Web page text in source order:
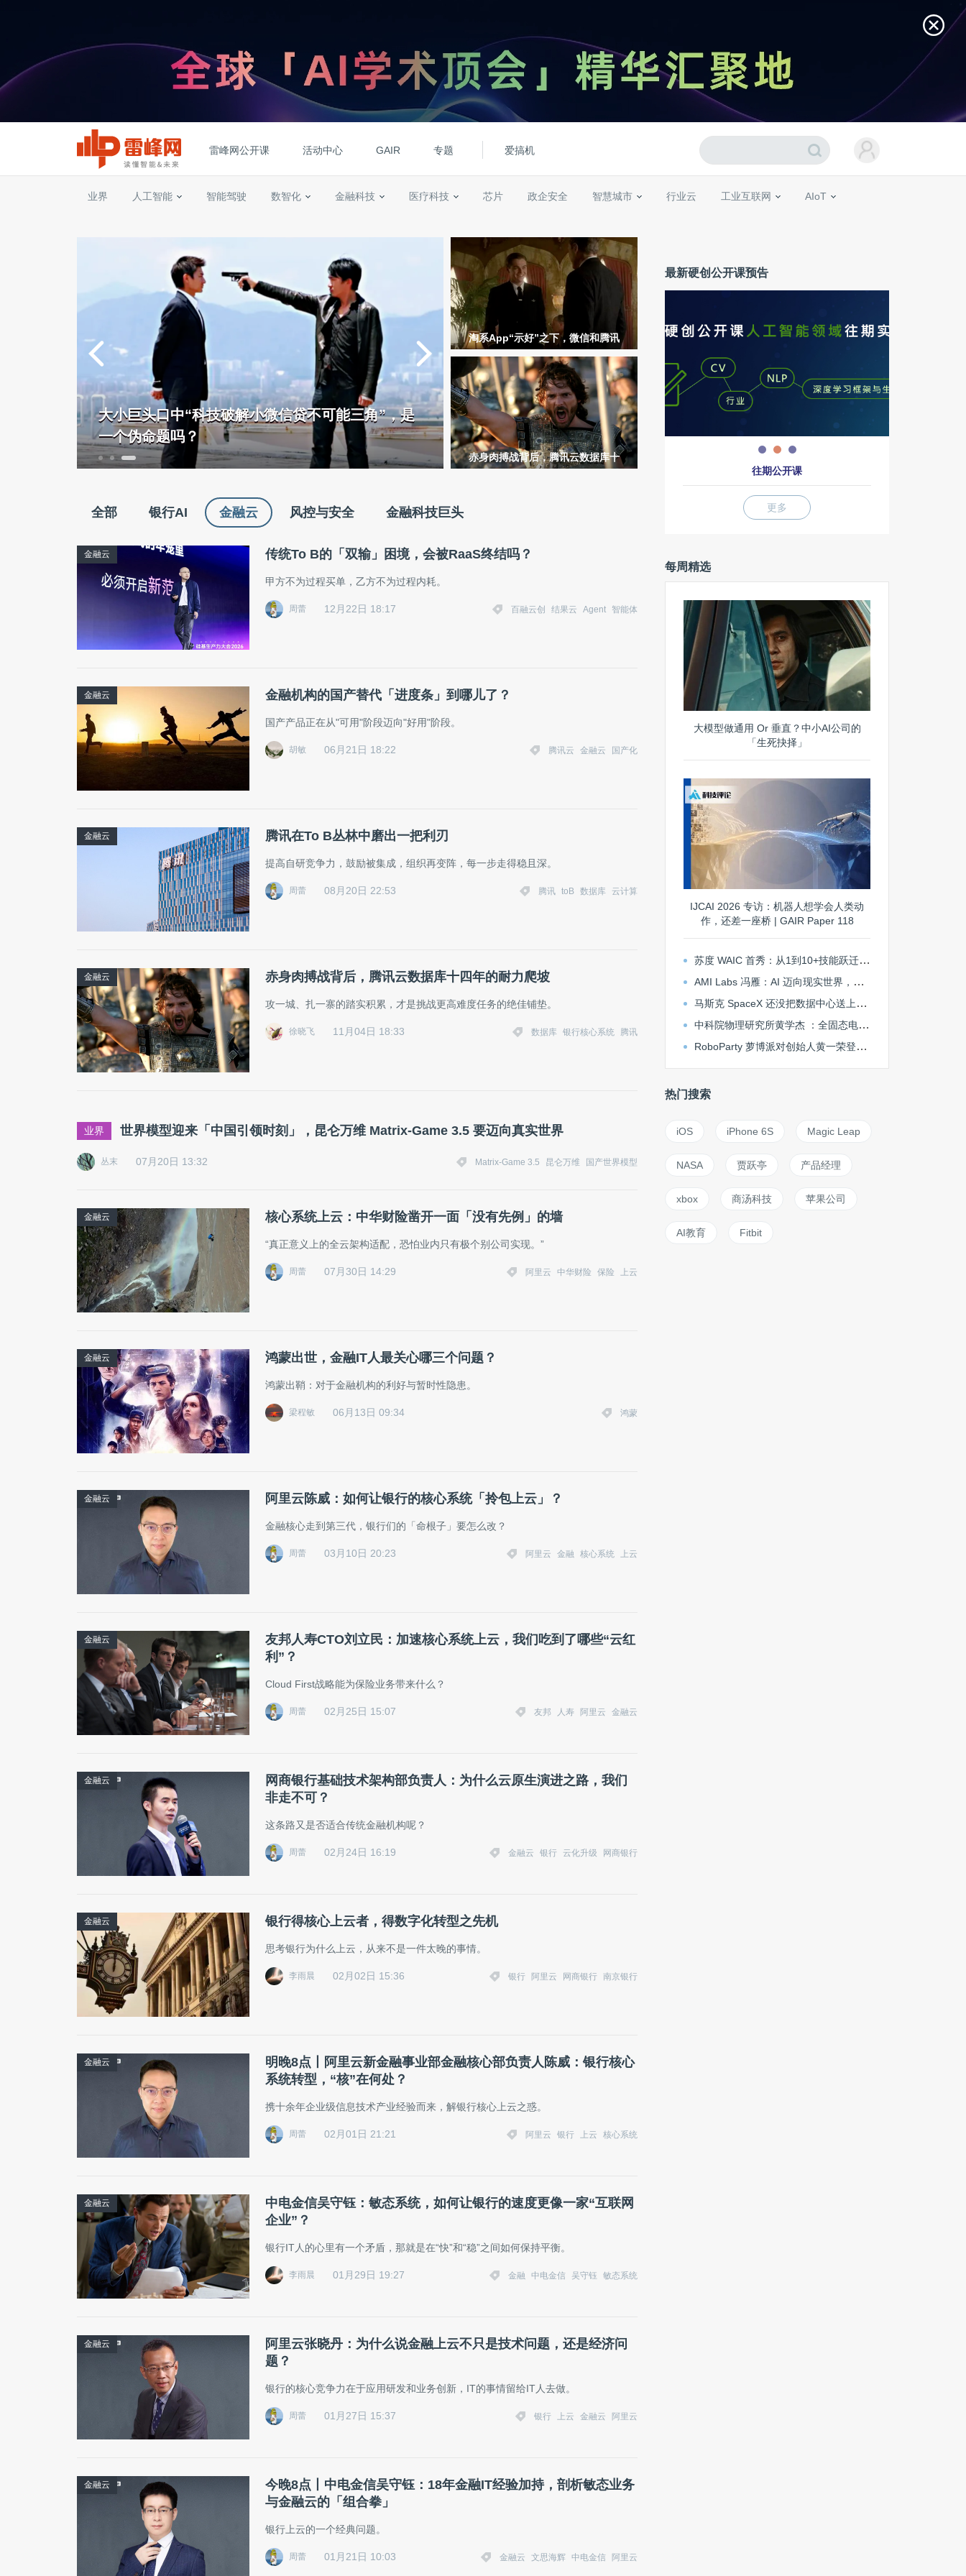
雷峰网公开课 活动中心 GAIR 专题 爱搞机
业界 人工智能 智能驾驶 数智化 金融科技 医疗科技 芯片 政企安全 智慧城市 行业云 工业互联网 AIoT
大小巨头口中“科技破解小微信贷不可能三角”，是
一个伪命题吗？
淘系App“示好”之下，微信和腾讯
的“紧绷”
赤身肉搏战背后，腾讯云数据库十
全部 银行AI 金融云 风控与安全 金融科技巨头
金融云 传统To B的「双输」困境，会被RaaS终结吗？
甲方不为过程买单，乙方不为过程内耗。
周蕾 12月22日 18:17 百融云创 结果云 Agent 智能体
金融云 金融机构的国产替代「进度条」到哪儿了？
国产产品正在从"可用"阶段迈向"好用"阶段。
胡敏 06月21日 18:22 腾讯云 金融云 国产化
金融云 腾讯在To B丛林中磨出一把利刃
提高自研竞争力，鼓励被集成，组织再变阵，每一步走得稳且深。
周蕾 08月20日 22:53 腾讯 toB 数据库 云计算
金融云 赤身肉搏战背后，腾讯云数据库十四年的耐力爬坡
攻一城、扎一寨的踏实积累，才是挑战更高难度任务的绝佳铺垫。
徐晓飞 11月04日 18:33 数据库 银行核心系统 腾讯
业界 世界模型迎来「中国引领时刻」，昆仑万维 Matrix-Game 3.5 要迈向真实世界
丛末 07月20日 13:32 Matrix-Game 3.5 昆仑万维 国产世界模型
金融云 核心系统上云：中华财险凿开一面「没有先例」的墙
“真正意义上的全云架构适配，恐怕业内只有极个别公司实现。”
周蕾 07月30日 14:29 阿里云 中华财险 保险 上云
金融云 鸿蒙出世，金融IT人最关心哪三个问题？
鸿蒙出鞘：对于金融机构的利好与暂时性隐患。
梁程敏 06月13日 09:34 鸿蒙
金融云 阿里云陈威：如何让银行的核心系统「拎包上云」？
金融核心走到第三代，银行们的「命根子」要怎么改？
周蕾 03月10日 20:23 阿里云 金融 核心系统 上云
金融云
友邦人寿CTO刘立民：加速核心系统上云，我们吃到了哪些“云红
利”？
Cloud First战略能为保险业务带来什么？
周蕾 02月25日 15:07 友邦 人寿 阿里云 金融云
金融云
网商银行基础技术架构部负责人：为什么云原生演进之路，我们
非走不可？
这条路又是否适合传统金融机构呢？
周蕾 02月24日 16:19 金融云 银行 云化升级 网商银行
金融云 银行得核心上云者，得数字化转型之先机
思考银行为什么上云，从来不是一件太晚的事情。
李雨晨 02月02日 15:36 银行 阿里云 网商银行 南京银行
金融云
明晚8点丨阿里云新金融事业部金融核心部负责人陈威：银行核心
系统转型，“核”在何处？
携十余年企业级信息技术产业经验而来，解银行核心上云之惑。
周蕾 02月01日 21:21 阿里云 银行 上云 核心系统
金融云
中电金信吴守钰：敏态系统，如何让银行的速度更像一家“互联网
企业”？
银行IT人的心里有一个矛盾，那就是在“快”和“稳”之间如何保持平衡。
李雨晨 01月29日 19:27 金融 中电金信 吴守钰 敏态系统
金融云
阿里云张晓丹：为什么说金融上云不只是技术问题，还是经济问
题？
银行的核心竞争力在于应用研发和业务创新，IT的事情留给IT人去做。
周蕾 01月27日 15:37 银行 上云 金融云 阿里云
金融云
今晚8点丨中电金信吴守钰：18年金融IT经验加持，剖析敏态业务
与金融云的「组合拳」
银行上云的一个经典问题。
周蕾 01月21日 10:03 金融云 文思海辉 中电金信 阿里云
最新硬创公开课预告
往期公开课
更多
每周精选
大模型做通用 Or 垂直？中小AI公司的
「生死抉择」
IJCAI 2026 专访：机器人想学会人类动
作，还差一座桥 | GAIR Paper 118
苏度 WAIC 首秀：从1到10+技能跃迁，探索通用机器人 Scaling 路径
AMI Labs 冯雁：AI 迈向现实世界，世界模型不可或缺 | ICML 2026
马斯克 SpaceX 还没把数据中心送上太空，中国 GobiX 已在戈壁落地
中科院物理研究所黄学杰 ：全固态电池掀桌子前，必须做好固液混合电池丨大湾区车展观察
RoboParty 萝博派对创始人黄一荣登福布斯亚洲 U30 精英榜单
热门搜索
iOS iPhone 6S Magic Leap
NASA 贾跃亭 产品经理
xbox 商汤科技 苹果公司
AI教育 Fitbit